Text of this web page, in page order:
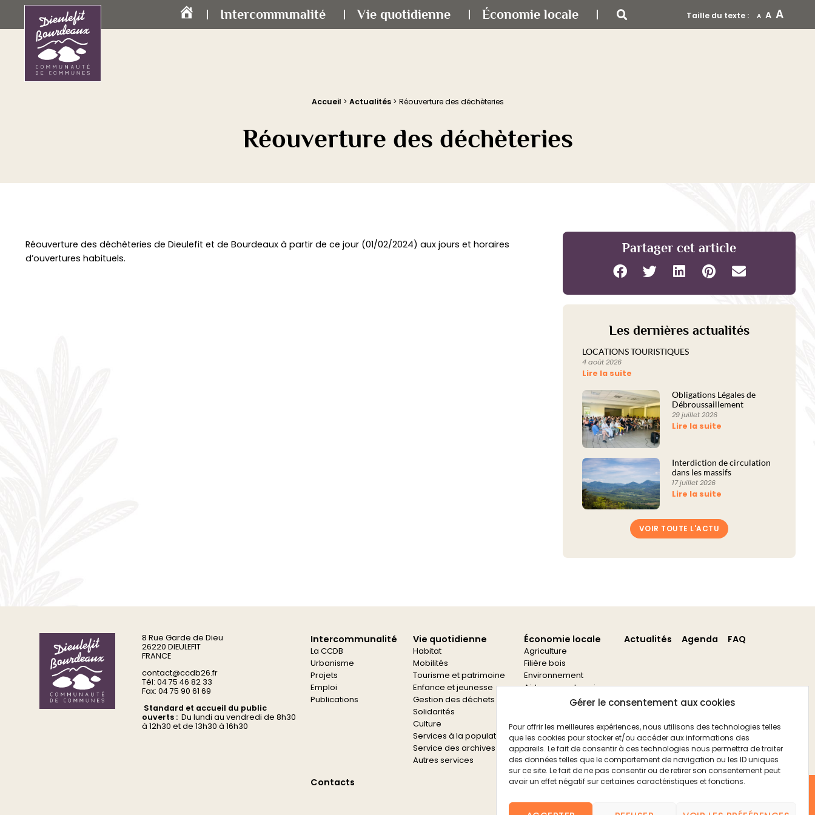
Gérer le consentement aux cookies
Pour offrir les meilleures expériences, nous utilisons des technologies telles
que les cookies pour stocker et/ou accéder aux informations des
appareils. Le fait de consentir à ces technologies nous permettra de traiter
des données telles que le comportement de navigation ou les ID uniques
sur ce site. Le fait de ne pas consentir ou de retirer son consentement peut
avoir un effet négatif sur certaines caractéristiques et fonctions.
Accueil Intercommunalité Vie quotidienne Économie locale Taille du texte : A A A
Accueil > Actualités> Réouverture des déchèteries
Réouverture des déchèteries
Réouverture des déchèteries de Dieulefit et de Bourdeaux à partir de ce jour (01/02/2024) aux jours et horaires
d’ouvertures habituels.
Partager cet article
Les dernières actualités
LOCATIONS TOURISTIQUES
4 août 2026
Lire la suite
Obligations Légales de
Débroussaillement
29 juillet 2026
Lire la suite
Interdiction de circulation
dans les massifs
17 juillet 2026
Lire la suite
VOIR TOUTE L'ACTU
8 Rue Garde de Dieu
26220 DIEULEFIT
FRANCE
contact@ccdb26.fr
Tél: 04 75 46 82 33
Fax: 04 75 90 61 69
Standard et accueil du public
ouverts :Du lundi au vendredi de 8h30
à 12h30 et de 13h30 à 16h30
Intercommunalité
La CCDB
Urbanisme
Projets
Emploi
Publications
Vie quotidienne
Habitat
Mobilités
Tourisme et patrimoine
Enfance et jeunesse
Gestion des déchets
Solidarités
Culture
Services à la population
Service des archives
Autres services
Économie locale
Agriculture
Filière bois
Environnement
Aides aux entreprises
Aides aux associations
Actualités Agenda FAQ
Contacts